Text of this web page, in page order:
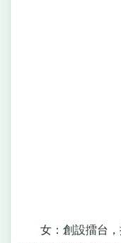
女：創設擂台，